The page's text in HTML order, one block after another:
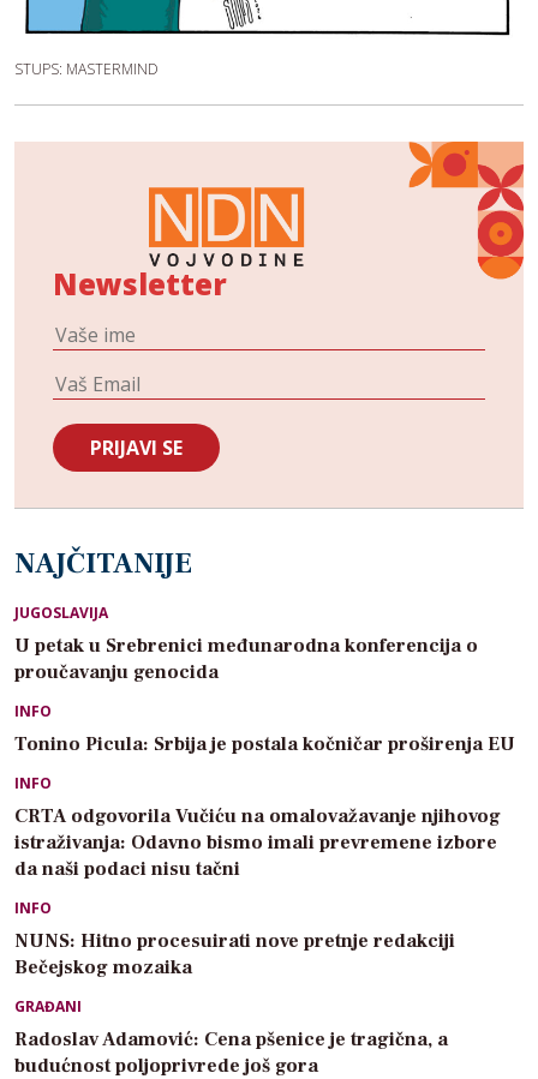
STUPS: MASTERMIND
Newsletter
NAJČITANIJE
JUGOSLAVIJA
U petak u Srebrenici međunarodna konferencija o
proučavanju genocida
INFO
Tonino Picula: Srbija je postala kočničar proširenja EU
INFO
CRTA odgovorila Vučiću na omalovažavanje njihovog
istraživanja: Odavno bismo imali prevremene izbore
da naši podaci nisu tačni
INFO
NUNS: Hitno procesuirati nove pretnje redakciji
Bečejskog mozaika
GRAĐANI
Radoslav Adamović: Cena pšenice je tragična, a
budućnost poljoprivrede još gora